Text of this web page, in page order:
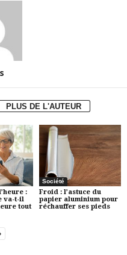
PLUS DE L'AUTEUR
:
va-t-il
tout
Société
Froid : l’astuce du
papier aluminium pour
réchauffer ses pieds